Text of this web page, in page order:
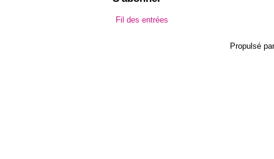
Fil des entrées
Propulsé